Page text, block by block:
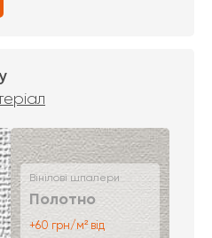
Вінілові шпалери
Полотно
+60 грн/м² від